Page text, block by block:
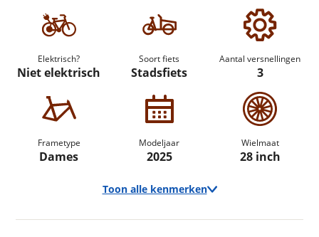
Elektrisch?
Niet elektrisch
Soort fiets
Stadsfiets
Aantal versnellingen
3
Frametype
Dames
Modeljaar
2025
Wielmaat
28 inch
Toon alle kenmerken